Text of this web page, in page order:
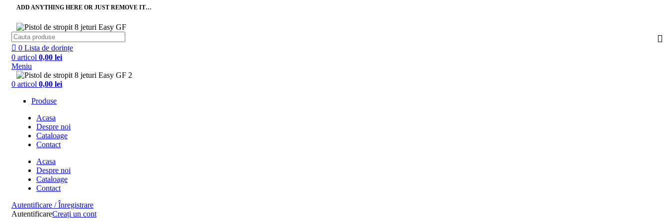
ADD ANYTHING HERE OR JUST REMOVE IT…
0 Lista de dorințe
0 articol 0,00 lei
Meniu
0 articol 0,00 lei
Produse
Acasa
Despre noi
Cataloage
Contact
Acasa
Despre noi
Cataloage
Contact
Autentificare / Înregistrare
AutentificareCreați un cont